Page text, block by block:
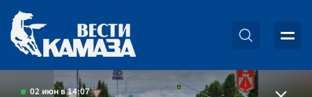
02 июн в 14:07